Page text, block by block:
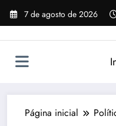
Pular
para
7 de agosto de 2026
Página inicial